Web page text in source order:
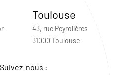
Toulouse
43, rue Peyrolières
31000 Toulouse
Suivez-nous :